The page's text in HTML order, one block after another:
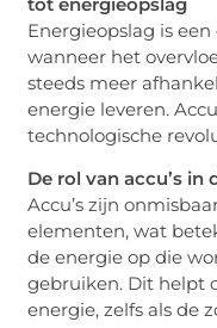
Energieopslag is
wanneer het
steeds meer
energie leveren.
technologische
De rol van accu’s in
Accu’s zijn
elementen, wat
de energie op die
gebruiken. Dit helpt
energie, zelfs als de